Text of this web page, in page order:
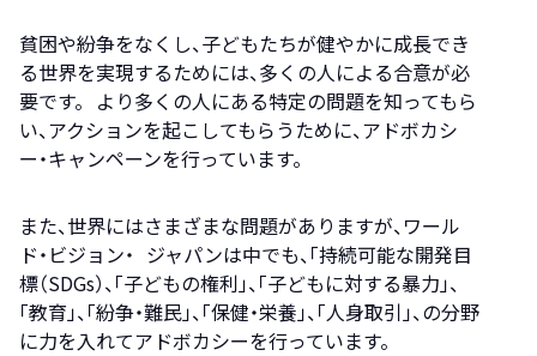
貧困や紛争をなくし、子どもたちが健やかに成長でき
る世界を実現するためには、多くの人による合意が必
要です。 より多くの人にある特定の問題を知ってもら
い、アクションを起こしてもらうために、アドボカシ
ー・キャンペーンを行っています。
また、世界にはさまざまな問題がありますが、ワール
ド・ビジョン・ ジャパンは中でも、「持続可能な開発目
標（SDGs）、「子どもの権利」、「子どもに対する暴力」、
「教育」、「紛争・難民」、「保健・栄養」、「人身取引」、の分野
に力を入れてアドボカシーを行っています。